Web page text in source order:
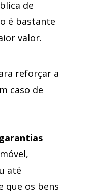
de
é bastante
valor.
reforçar a
caso de
até
que os bens